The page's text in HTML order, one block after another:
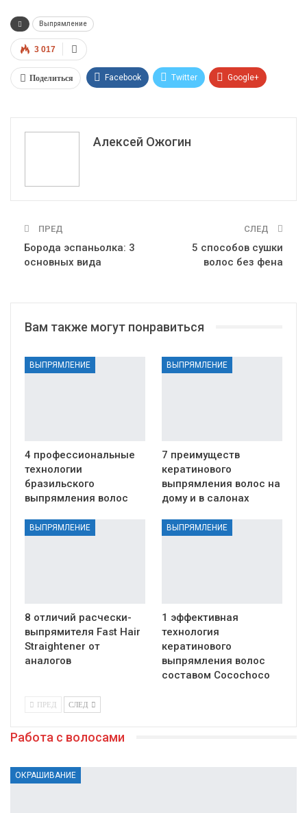
Выпрямление
3 017
Поделиться Facebook Twitter Google+
Алексей Ожогин
ПРЕД
Борода эспаньолка: 3
основных вида
СЛЕД
5 способов сушки
волос без фена
Вам также могут понравиться
ВЫПРЯМЛЕНИЕ
4 профессиональные
технологии
бразильского
выпрямления волос
ВЫПРЯМЛЕНИЕ
7 преимуществ
кератинового
выпрямления волос на
дому и в салонах
ВЫПРЯМЛЕНИЕ
8 отличий расчески-
выпрямителя Fast Hair
Straightener от
аналогов
ВЫПРЯМЛЕНИЕ
1 эффективная
технология
кератинового
выпрямления волос
составом Cocochoco
ПРЕД СЛЕД
Работа с волосами
ОКРАШИВАНИЕ